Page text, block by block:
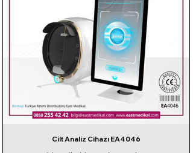
Cilt Analiz Cihazı EA4046